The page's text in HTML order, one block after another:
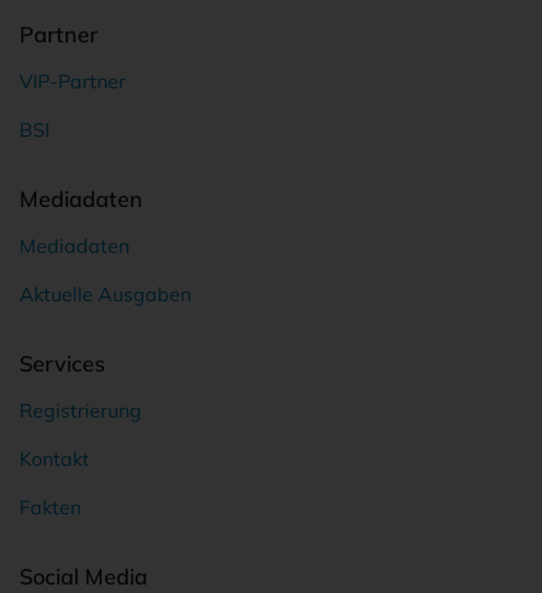
Partner
VIP-Partner
BSI
Mediadaten
Mediadaten
Aktuelle Ausgaben
Services
Registrierung
Kontakt
Fakten
Social Media